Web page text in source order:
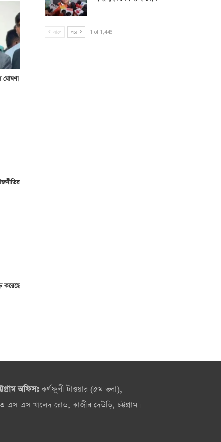
ঘোষণা
করেছে
আগে পরে 1 of 1,446
অফিসঃকর্ণফুলী টাওয়ার (৫ম তলা),
এস এস খালেদ রোড, কাজীর দেউড়ি, চট্টগ্রাম।